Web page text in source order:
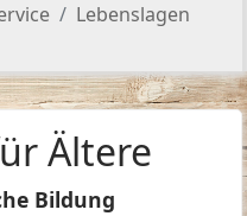
Lebenslagen
Ältere
Bildung